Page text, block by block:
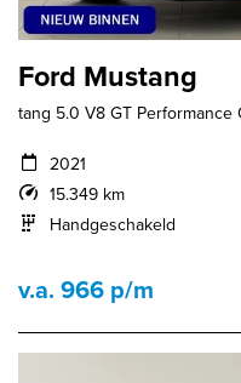
Ford Mustang
tang 5.0 V8 GT Performance
2021
15.349 km
Handgeschakeld
v.a. 966 p/m